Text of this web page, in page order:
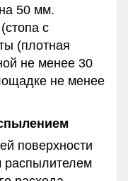
50 мм.
с
(плотная
не менее 30
не менее
поверхности
распылителем